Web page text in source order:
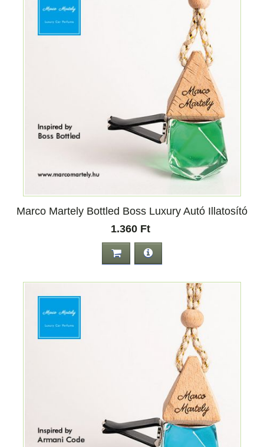
Marco Martely Bottled Boss Luxury Autó Illatosító
1.360 Ft